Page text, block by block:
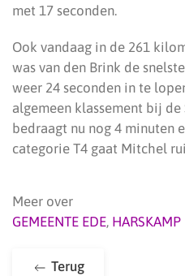
met 17 seconden.
Ook vandaag in de 261
was van den Brink de
weer 24 seconden in te
algemeen klassement bij de
bedraagt nu nog 4 minuten
categorie T4 gaat Mitchel
Meer over
GEMEENTE EDE, HARSKAMP
Terug